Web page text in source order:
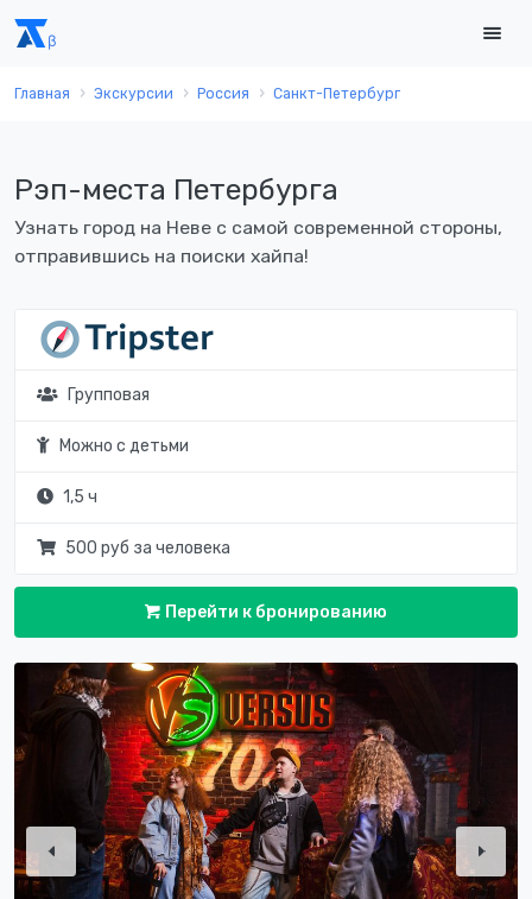
Главная Экскурсии Россия Санкт-Петербург
Рэп-места Петербурга
Узнать город на Неве с самой современной стороны,
отправившись на поиски хайпа!
Групповая
Можно с детьми
1,5 ч
500 руб за человека
Перейти к бронированию